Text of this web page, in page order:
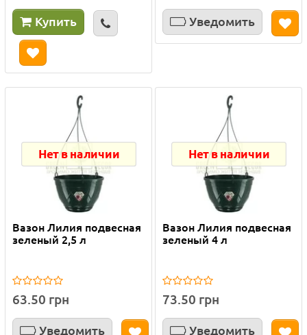
Купить Уведомить
Нет в наличии
Вазон Лилия подвесная
зеленый 2,5 л
63.50 грн
Уведомить
Нет в наличии
Вазон Лилия подвесная
зеленый 4 л
73.50 грн
Уведомить